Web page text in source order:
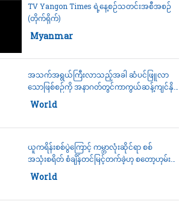
TV Yangon Times ရဲ့နေ့စဉ်သတင်းအစီအစဉ်
(တိုက်ရိုက်)
Category:
Myanmar
အသက်အရွယ်ကြီးလာသည့်အခါ ဆံပင်ဖြူလာ
သောဖြစ်စဉ်ကို အနာဂတ်တွင်ကာကွယ်ဆန့်ကျင်နိုင်
ဖွယ်
Category:
World
ယူကရိန်းစစ်ပွဲကြောင့် ကမ္ဘာလုံးဆိုင်ရာ စစ်
အသုံးစရိတ် စံချိန်တင်မြင့်တက်ခဲ့ဟု စတော့ဟုမ်း
ပဋိပက္ခအကြံပေးအဖွဲ့ဆို
Category:
World